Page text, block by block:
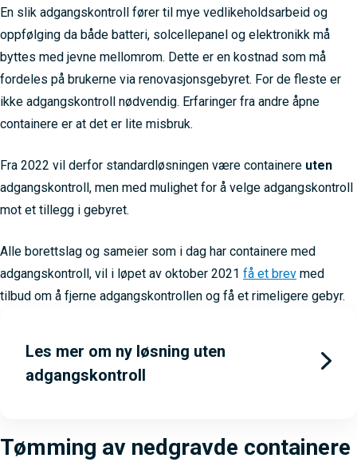
En slik adgangskontroll fører til mye vedlikeholdsarbeid og
oppfølging da både batteri, solcellepanel og elektronikk må
byttes med jevne mellomrom. Dette er en kostnad som må
fordeles på brukerne via renovasjonsgebyret. For de fleste er
ikke adgangskontroll nødvendig. Erfaringer fra andre åpne
containere er at det er lite misbruk.
Fra 2022 vil derfor standardløsningen være containere uten
adgangskontroll, men med mulighet for å velge adgangskontroll
mot et tillegg i gebyret.
Alle borettslag og sameier som i dag har containere med
adgangskontroll, vil i løpet av oktober 2021 få et brev med
tilbud om å fjerne adgangskontrollen og få et rimeligere gebyr.
Les mer om ny løsning uten
adgangskontroll
Tømming av nedgravde containere